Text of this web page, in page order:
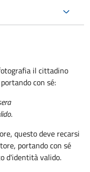
il cittadino
con sé:
.
questo deve recarsi
portando con sé
d'identità valido.